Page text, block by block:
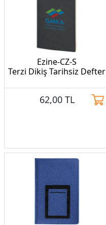
Ezine-CZ-S
Terzi Dikiş Tarihsiz Defter
62,00 TL